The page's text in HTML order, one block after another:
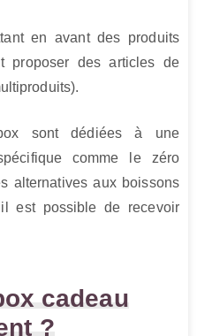
en avant des produits
proposer des articles de
sont dédiées à une
comme le zéro
alternatives aux boissons
est possible de recevoir
cadeau
?